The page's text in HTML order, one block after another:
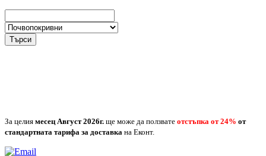
Търси
За целия месец Август2026г. ще може да ползвате отстъпка от 24% от
стандартната тарифа за доставка на Еконт.